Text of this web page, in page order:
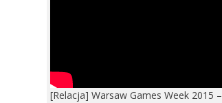
[Relacja] Warsaw Games Week 2015 –